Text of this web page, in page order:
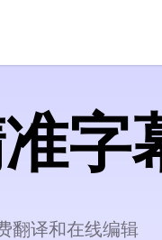
字
翻译和在线编辑